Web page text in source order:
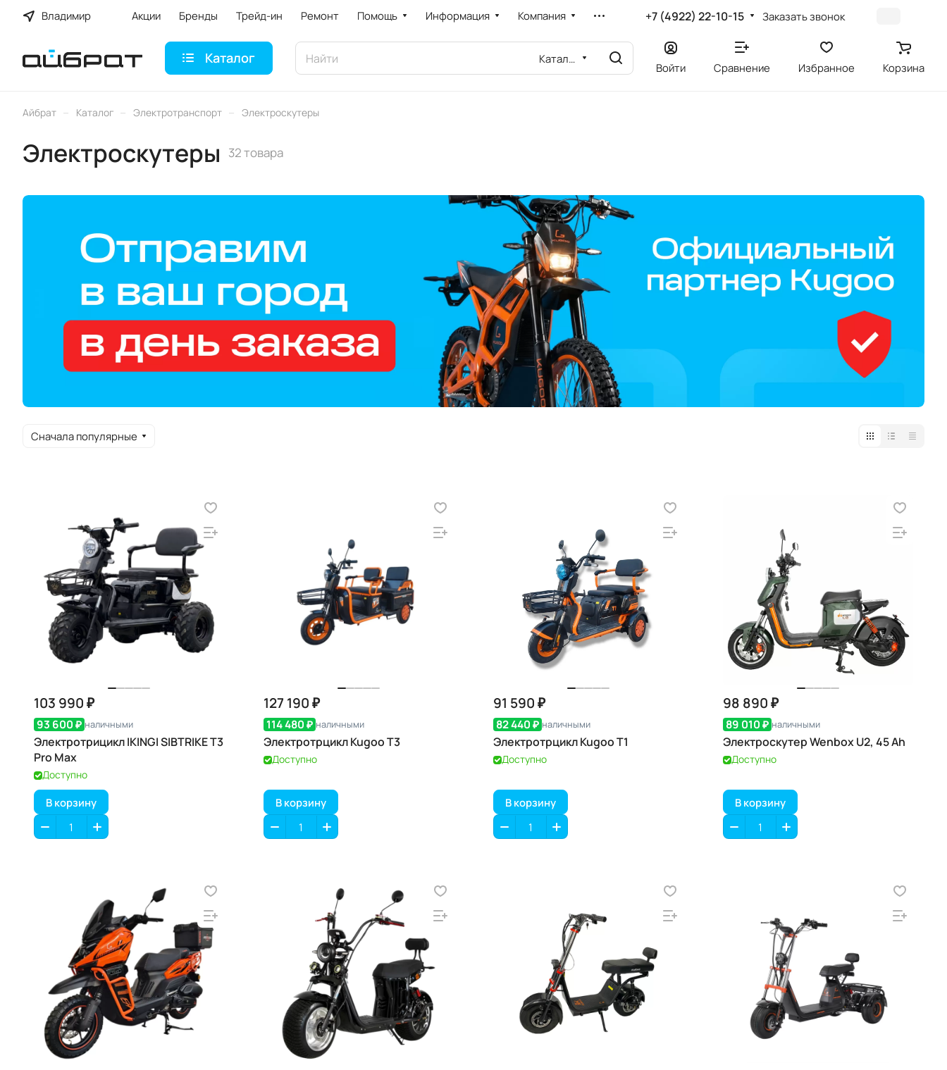
Владимир Акции Бренды Трейд-ин Ремонт Помощь Информация Компания +7 (4922) 22-10-15 Заказать звонок
Каталог Каталог
Войти Сравнение Избранное Корзина
Айбрат – Каталог – Электротранспорт – Электроскутеры
Электроскутеры 32 товара
Сначала популярные
103 990 ₽
93 600 ₽ наличными
Электротрицикл IKINGI SIBTRIKE T3
Pro Max
Доступно
В корзину
127 190 ₽
114 480 ₽ наличными
Электротрцикл Kugoo T3
Доступно
В корзину
91 590 ₽
82 440 ₽ наличными
Электротрцикл Kugoo T1
Доступно
В корзину
98 890 ₽
89 010 ₽ наличными
Электроскутер Wenbox U2, 45 Ah
Доступно
В корзину